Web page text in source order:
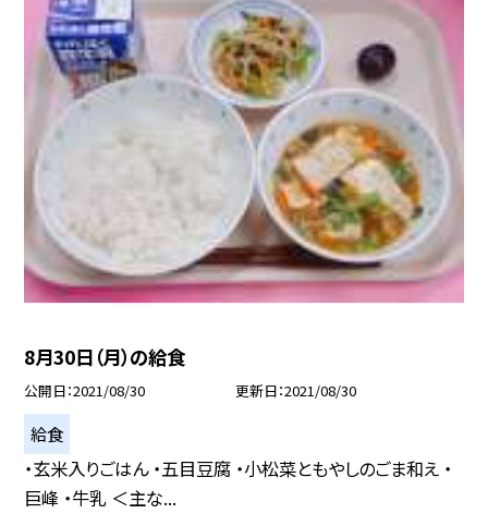
8月30日（月）の給食
公開日 2021/08/30 更新日 2021/08/30
給食
・玄米入りごはん ・五目豆腐 ・小松菜ともやしのごま和え ・
巨峰 ・牛乳 ＜主な...